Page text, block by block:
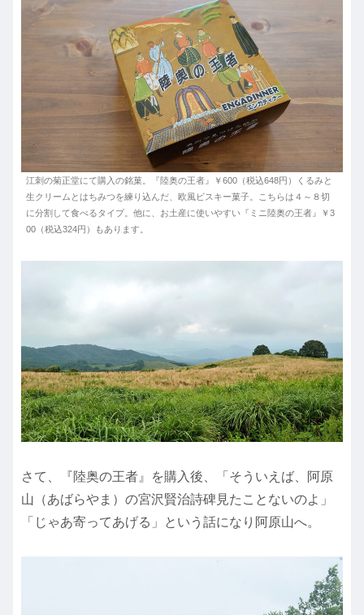
江刺の菊正堂にて購入の銘菓。『陸奥の王者』￥600（税込648円）くるみと
生クリームとはちみつを練り込んだ、欧風ビスキー菓子。こちらは４～８切
に分割して食べるタイプ。他に、お土産に使いやすい『ミニ陸奥の王者』￥3
00（税込324円）もあります。
さて、『陸奥の王者』を購入後、「そういえば、阿原
山（あばらやま）の宮沢賢治詩碑見たことないのよ」
「じゃあ寄ってあげる」という話になり阿原山へ。